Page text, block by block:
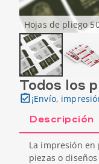
Hojas de pliego
Todos los
¡Envío,
Descripción
La impresión
piezas o